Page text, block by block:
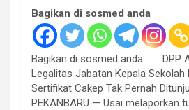
Bagikan di sosmed anda
Bagikan di sosmed anda DPP
Legalitas Jabatan Kepala Sekolah
Sertifikat Cakep Tak Pernah
PEKANBARU — Usai melaporkan